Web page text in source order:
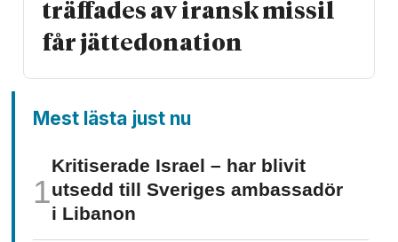
träffades av iransk missil
får jätte­donation
Mest lästa just nu
Kritiserade Israel – har blivit
utsedd till Sveriges ambassadör
i Libanon